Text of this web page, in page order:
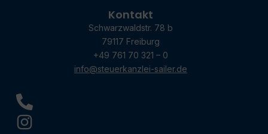
Kontakt
Schwarzwaldstr. 78 b
79117 Freiburg
+49 761 70 321 – 0
info@steuerkanzlei-sailer.de